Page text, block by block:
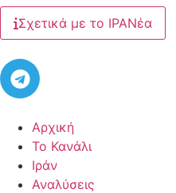
Σχετικά με το ΙΡΑΝέα
Αρχική
Το Κανάλι
Ιράν
Αναλύσεις